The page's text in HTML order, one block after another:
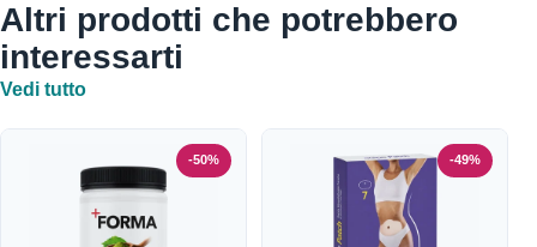
Altri prodotti che potrebbero
interessarti
Vedi tutto
-50% -49%